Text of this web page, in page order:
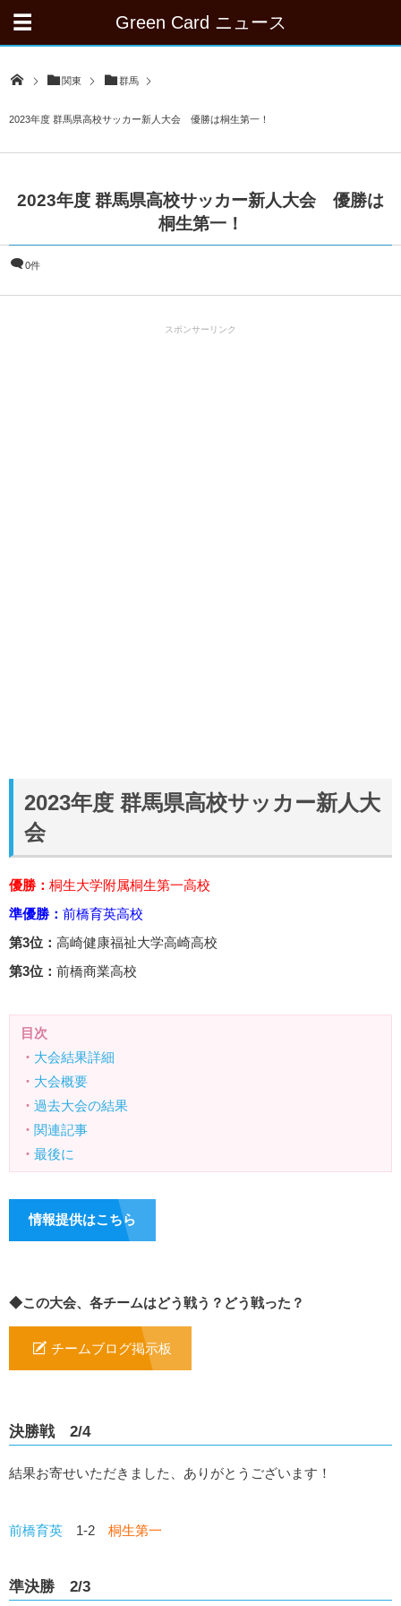
Green Card ニュース
関東 群馬
2023年度 群馬県高校サッカー新人大会 優勝は桐生第一！
2023年度 群馬県高校サッカー新人大会 優勝は
桐生第一！
0件
スポンサーリンク
2023年度 群馬県高校サッカー新人大
会
優勝： 桐生大学附属桐生第一高校
準優勝： 前橋育英高校
第3位： 高崎健康福祉大学高崎高校
第3位： 前橋商業高校
目次
・ 大会結果詳細
・ 大会概要
・ 過去大会の結果
・ 関連記事
・ 最後に
情報提供はこちら
◆この大会、各チームはどう戦う？どう戦った？
チームブログ掲示板
決勝戦 2/4
結果お寄せいただきました、ありがとうございます！
前橋育英 1-2 桐生第一
準決勝 2/3